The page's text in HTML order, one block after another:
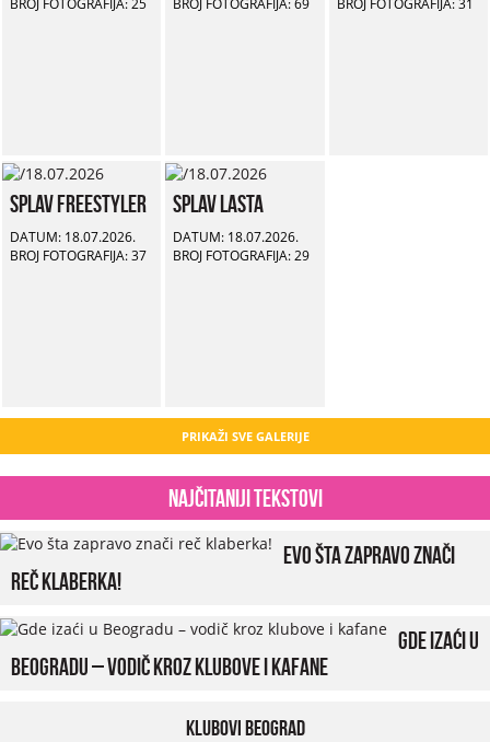
Splav Freestyler
DATUM: 18.07.2026.
BROJ FOTOGRAFIJA: 37
Splav Lasta
DATUM: 18.07.2026.
BROJ FOTOGRAFIJA: 29
PRIKAŽI SVE GALERIJE
Najčitaniji tekstovi
Evo šta zapravo znači
reč klaberka!
Gde izaći u
Beogradu – vodič kroz klubove i kafane
Klubovi Beograd